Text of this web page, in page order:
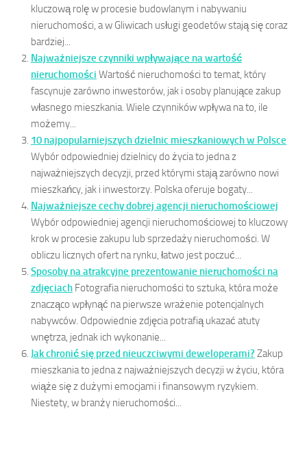
kluczową rolę w procesie budowlanym i nabywaniu
nieruchomości, a w Gliwicach usługi geodetów stają się coraz
bardziej...
Najważniejsze czynniki wpływające na wartość
nieruchomości Wartość nieruchomości to temat, który
fascynuje zarówno inwestorów, jak i osoby planujące zakup
własnego mieszkania. Wiele czynników wpływa na to, ile
możemy...
10 najpopularniejszych dzielnic mieszkaniowych w Polsce
Wybór odpowiedniej dzielnicy do życia to jedna z
najważniejszych decyzji, przed którymi stają zarówno nowi
mieszkańcy, jak i inwestorzy. Polska oferuje bogaty...
Najważniejsze cechy dobrej agencji nieruchomościowej
Wybór odpowiedniej agencji nieruchomościowej to kluczowy
krok w procesie zakupu lub sprzedaży nieruchomości. W
obliczu licznych ofert na rynku, łatwo jest poczuć...
Sposoby na atrakcyjne prezentowanie nieruchomości na
zdjęciach Fotografia nieruchomości to sztuka, która może
znacząco wpłynąć na pierwsze wrażenie potencjalnych
nabywców. Odpowiednie zdjęcia potrafią ukazać atuty
wnętrza, jednak ich wykonanie...
Jak chronić się przed nieuczciwymi deweloperami? Zakup
mieszkania to jedna z najważniejszych decyzji w życiu, która
wiąże się z dużymi emocjami i finansowym ryzykiem.
Niestety, w branży nieruchomości...